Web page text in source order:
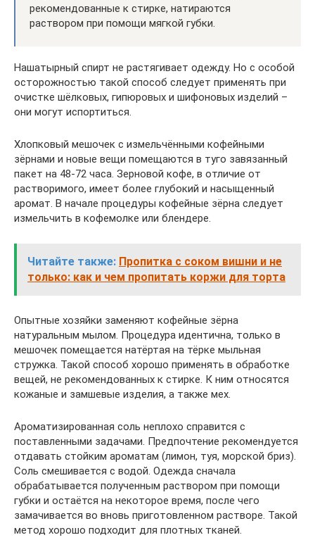
рекомендованные к стирке, натираются
раствором при помощи мягкой губки.
Нашатырный спирт не растягивает одежду. Но с особой
осторожностью такой способ следует применять при
очистке шёлковых, гипюровых и шифоновых изделий –
они могут испортиться.
Хлопковый мешочек с измельчёнными кофейными
зёрнами и новые вещи помещаются в туго завязанный
пакет на 48-72 часа. Зерновой кофе, в отличие от
растворимого, имеет более глубокий и насыщенный
аромат. В начале процедуры кофейные зёрна следует
измельчить в кофемолке или блендере.
Читайте также: Пропитка с соком вишни и не
только: как и чем пропитать коржи для торта
Опытные хозяйки заменяют кофейные зёрна
натуральным мылом. Процедура идентична, только в
мешочек помещается натёртая на тёрке мыльная
стружка. Такой способ хорошо применять в обработке
вещей, не рекомендованных к стирке. К ним относятся
кожаные и замшевые изделия, а также мех.
Ароматизированная соль неплохо справится с
поставленными задачами. Предпочтение рекомендуется
отдавать стойким ароматам (лимон, туя, морской бриз).
Соль смешивается с водой. Одежда сначала
обрабатывается полученным раствором при помощи
губки и остаётся на некоторое время, после чего
замачивается во вновь приготовленном растворе. Такой
метод хорошо подходит для плотных тканей.